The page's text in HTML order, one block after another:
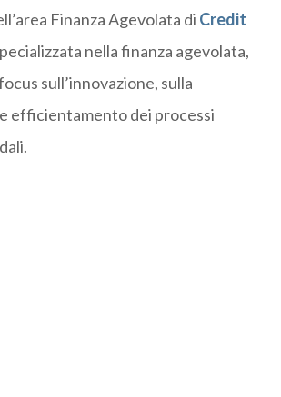
Finanza Agevolata di Credit
nella finanza agevolata,
sull’innovazione, sulla
efficientamento dei processi